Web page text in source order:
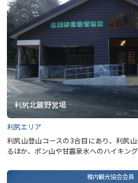
利尻北麓野営場
利尻エリア
利尻山登山コースの3合目にあり、利尻
るほか、ポン山や甘露泉水へのハイキン